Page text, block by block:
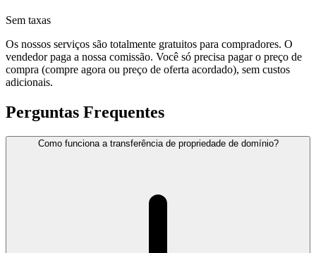
Sem taxas
Os nossos serviços são totalmente gratuitos para compradores. O
vendedor paga a nossa comissão. Você só precisa pagar o preço de
compra (compre agora ou preço de oferta acordado), sem custos
adicionais.
Perguntas Frequentes
Como funciona a transferência de propriedade de domínio?